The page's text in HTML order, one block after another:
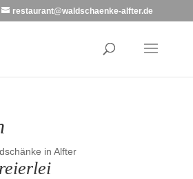
restaurant@waldschaenke-alfter.de
in Alfter